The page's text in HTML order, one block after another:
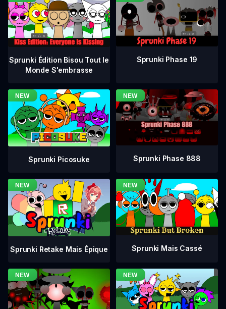
Sprunki Édition Bisou Tout le
Monde S'embrasse
Sprunki Phase 19
Sprunki Picosuke Sprunki Phase 888
Sprunki Retake Mais Épique Sprunki Mais Cassé